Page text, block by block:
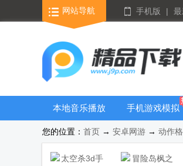
网站导航 手机版 |
本地音乐播放
手机游戏模拟
器安卓版合集
您的位置： 首页 → 安卓网游 → 动作